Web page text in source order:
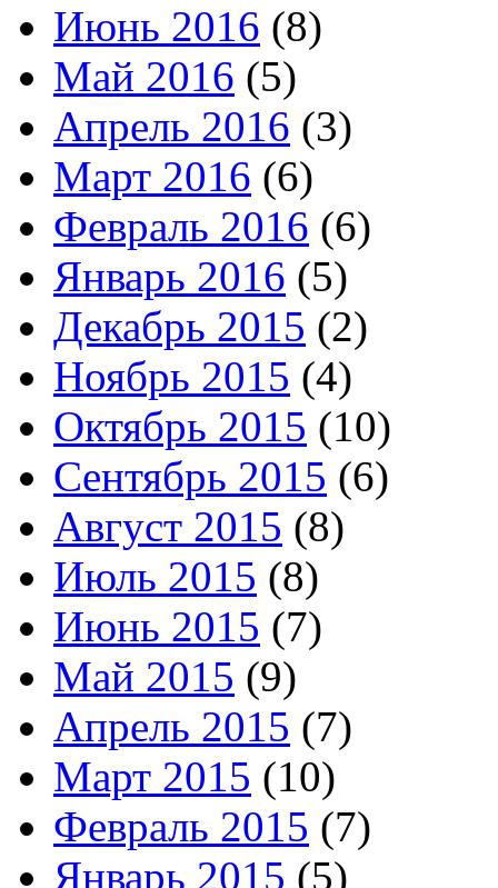
Июнь 2016 (8)
Май 2016 (5)
Апрель 2016 (3)
Март 2016 (6)
Февраль 2016 (6)
Январь 2016 (5)
Декабрь 2015 (2)
Ноябрь 2015 (4)
Октябрь 2015 (10)
Сентябрь 2015 (6)
Август 2015 (8)
Июль 2015 (8)
Июнь 2015 (7)
Май 2015 (9)
Апрель 2015 (7)
Март 2015 (10)
Февраль 2015 (7)
Январь 2015 (5)